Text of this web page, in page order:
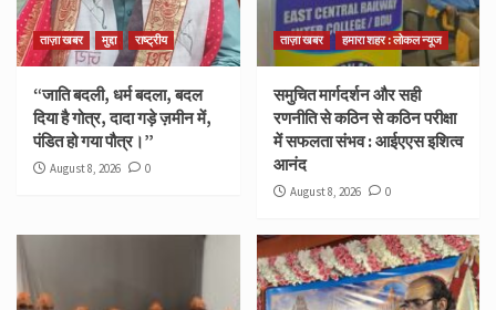
ताज़ा खबर मुद्दा राष्ट्रीय
“जाति बदली, धर्म बदला, बदल
दिया है गोत्र, दादा गड़े ज़मीन में,
पंडित हो गया पौत्र।”
August 8, 2026 0
ताज़ा खबर हमारा शहर : लोकल न्यूज
समुचित मार्गदर्शन और सही
रणनीति से कठिन से कठिन परीक्षा
में सफलता संभव : आईएएस इशित्व
आनंद
August 8, 2026 0